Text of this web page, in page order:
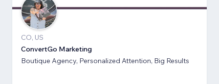
CO, US
ConvertGo Marketing
Boutique Agency, Personalized Attention, Big Results